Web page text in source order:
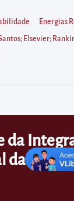
Energias
Elsevier;
da
da